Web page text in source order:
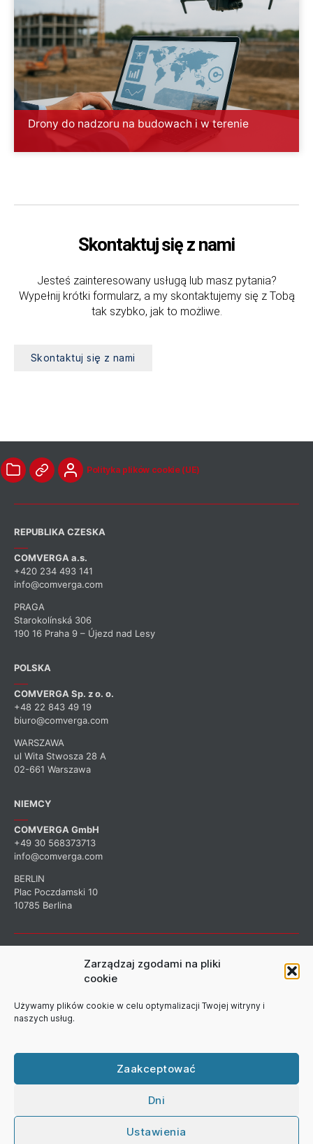
Zarządzaj zgodami na pliki
cookie
Używamy plików cookie w celu optymalizacji Twojej witryny i
naszych usług.
Zaakceptować
Dni
Ustawienia
Drony do nadzoru na budowach i w terenie
Skontaktuj się z nami
Jesteś zainteresowany usługą lub masz pytania?
Wypełnij krótki formularz, a my skontaktujemy się z Tobą
tak szybko, jak to możliwe.
Skontaktuj się z nami
Polityka plików cookie (UE)
REPUBLIKA CZESKA
COMVERGA a.s.
+420 234 493 141
info@comverga.com
PRAGA
Starokolínská 306
190 16 Praha 9 – Újezd nad Lesy
POLSKA
COMVERGA Sp. z o. o.
+48 22 843 49 19
biuro@comverga.com
WARSZAWA
ul Wita Stwosza 28 A
02-661 Warszawa
NIEMCY
COMVERGA GmbH
+49 30 568373713
info@comverga.com
BERLIN
Plac Poczdamski 10
10785 Berlina
ZAPISZ SIĘ DO NASZEGO